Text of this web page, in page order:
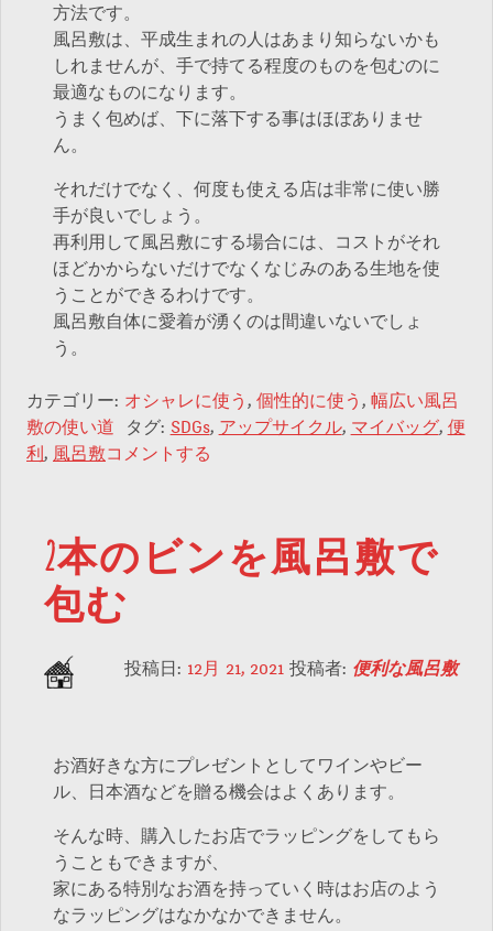
方法です。
風呂敷は、平成生まれの人はあまり知らないかも
しれませんが、手で持てる程度のものを包むのに
最適なものになります。
うまく包めば、下に落下する事はほぼありませ
ん。
それだけでなく、何度も使える店は非常に使い勝
手が良いでしょう。
再利用して風呂敷にする場合には、コストがそれ
ほどかからないだけでなくなじみのある生地を使
うことができるわけです。
風呂敷自体に愛着が湧くのは間違いないでしょ
う。
カテゴリー: オシャレに使う , 個性的に使う , 幅広い風呂
敷の使い道
タグ: SDGs, アップサイクル, マイバッグ, 便
利, 風呂敷コメントする
2本のビンを風呂敷で
包む
投稿日: 12月 21, 2021 投稿者: 便利な風呂敷
お酒好きな方にプレゼントとしてワインやビー
ル、日本酒などを贈る機会はよくあります。
そんな時、購入したお店でラッピングをしてもら
うこともできますが、
家にある特別なお酒を持っていく時はお店のよう
なラッピングはなかなかできません。